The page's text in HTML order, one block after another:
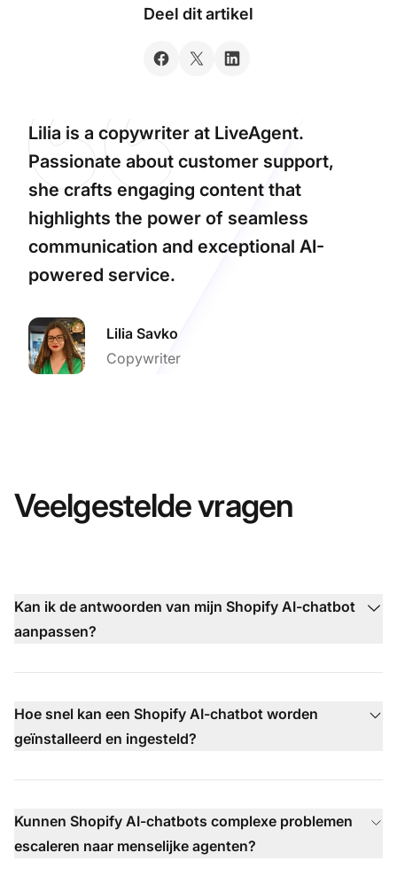
Deel dit artikel
Lilia is a copywriter at LiveAgent.
Passionate about customer support,
she crafts engaging content that
highlights the power of seamless
communication and exceptional AI-
powered service.
Lilia Savko
Copywriter
Veelgestelde vragen
Kan ik de antwoorden van mijn Shopify AI-chatbot
aanpassen?
Hoe snel kan een Shopify AI-chatbot worden
geïnstalleerd en ingesteld?
Kunnen Shopify AI-chatbots complexe problemen
escaleren naar menselijke agenten?